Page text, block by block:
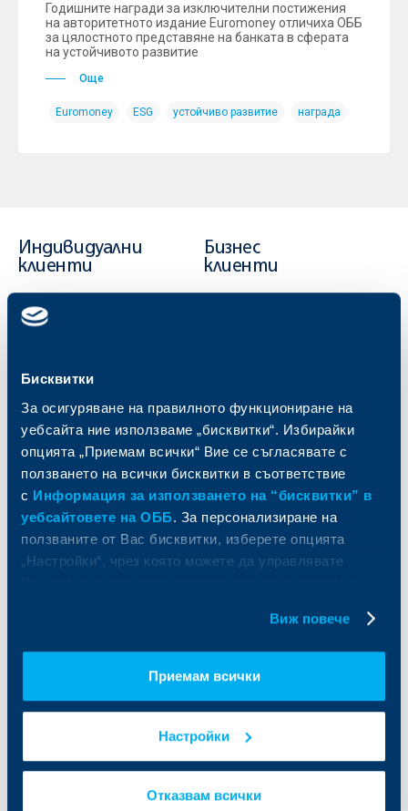
Бисквитки
За осигуряване на правилното функциониране на
уебсайта ние използваме „бисквитки“. Избирайки
опцията „Приемам всички“ Вие се съгласявате с
ползването на всички бисквитки в съответствие
с Информация за използването на “бисквитки” в
уебсайтовете на ОББ. За персонализиране на
ползваните от Вас бисквитки, изберете опцията
„Настройки“, чрез която можете да управлявате
Виж повече
Приемам всички
Настройки
Отказвам всички
Годишните награди за изключителни постижения
на авторитетното издание Euromoney отличиха ОББ
за цялостното представяне на банката в сферата
на устойчивото развитие
Още
Euromoney ESG устойчиво развитие награда
Индивидуални
клиенти
Карти
Сметки и плащания
Спестявания и инвестиции
Застраховки
Актуализация на клиентски данни
Бизнес
клиенти
и попечителски услуги
Факторинг
Кредити за собственици на фирми
Финансови институции и суверени
За ОББ
Кои сме ние
Други документи
Новини
Групата на KBC
ДЗИ
ОББ Асет мениджмънт
Продажба на имоти
Бисквитки
Защита на личните данни
API портал за разработчици